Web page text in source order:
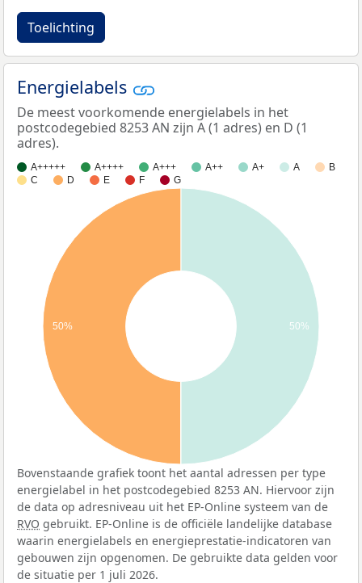
Toelichting
Energielabels
De meest voorkomende energielabels in het
postcodegebied 8253 AN zijn A (1 adres) en D (1
adres).
A+++++ A++++ A+++ A++ A+ A
B
C
D E F G
50% 50%
Bovenstaande grafiek toont het aantal adressen per type
energielabel in het postcodegebied 8253 AN. Hiervoor zijn
de data op adresniveau uit het EP-Online systeem van de
RVO gebruikt. EP-Online is de officiële landelijke database
waarin energielabels en energieprestatie-indicatoren van
gebouwen zijn opgenomen. De gebruikte data gelden voor
de situatie per 1 juli 2026.